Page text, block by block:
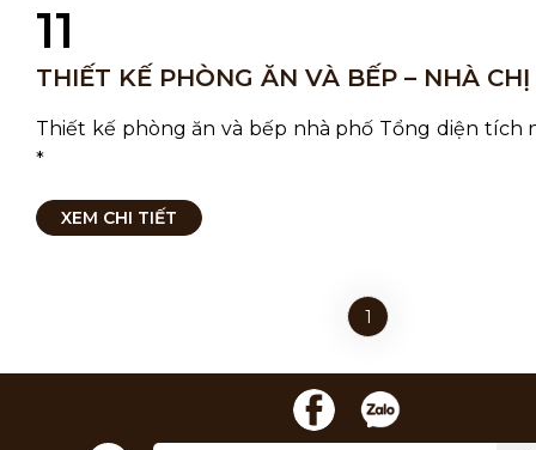
11
THIẾT KẾ PHÒNG ĂN VÀ BẾP – NHÀ
Thiết kế phòng ăn và bếp nhà phố Tổng diện tích
*
XEM CHI TIẾT
1